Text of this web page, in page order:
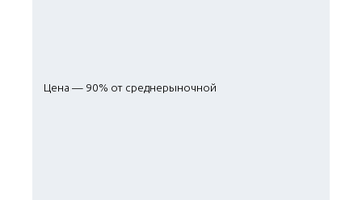
Цена — 90% от среднерыночной